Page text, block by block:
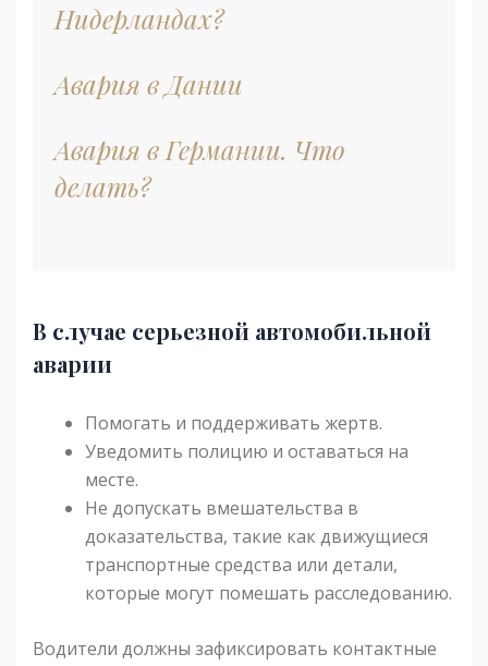
Нидерландах?
Авария в Дании
Авария в Германии. Что
делать?
В случае серьезной автомобильной
аварии
Помогать и поддерживать жертв.
Уведомить полицию и оставаться на
месте.
Не допускать вмешательства в
доказательства, такие как движущиеся
транспортные средства или детали,
которые могут помешать расследованию.
Водители должны зафиксировать контактные